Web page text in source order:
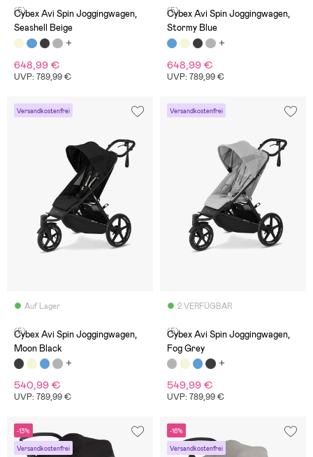
(5)
Cybex Avi Spin Joggingwagen,
Seashell Beige
648,99 €
UVP: 789,99 €
(5)
Cybex Avi Spin Joggingwagen,
Stormy Blue
648,99 €
UVP: 789,99 €
Versandkostenfrei
Auf Lager
(5)
Cybex Avi Spin Joggingwagen,
Moon Black
540,99 €
UVP: 789,99 €
Versandkostenfrei
2 VERFÜGBAR
(5)
Cybex Avi Spin Joggingwagen,
Fog Grey
549,99 €
UVP: 789,99 €
-13%
Versandkostenfrei
-16%
Versandkostenfrei